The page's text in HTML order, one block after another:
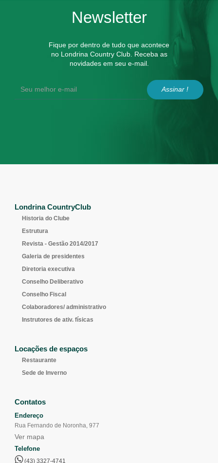
Newsletter
Fique por dentro de tudo que acontece
no Londrina Country Club. Receba as
novidades em seu e-mail.
Assinar !
Londrina CountryClub
Historia do Clube
Estrutura
Revista - Gestão 2014/2017
Galeria de presidentes
Diretoria executiva
Conselho Deliberativo
Conselho Fiscal
Colaboradores/ administrativo
Instrutores de ativ. físicas
Locações de espaços
Restaurante
Sede de Inverno
Contatos
Endereço
Rua Fernando de Noronha, 977
Ver mapa
Telefone
(43) 3327-4741